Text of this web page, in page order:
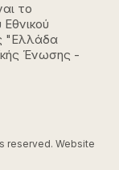
το
"Ελλάδα
Ένωσης -
reserved. Website